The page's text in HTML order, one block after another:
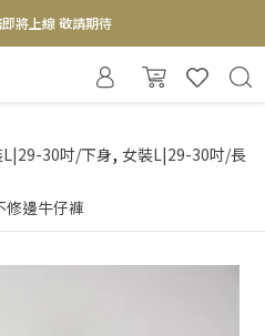
將上線 敬請期待
】6+plaza 2F
L|29-30吋/下身, 女裝L|29-30吋/長
修邊牛仔褲